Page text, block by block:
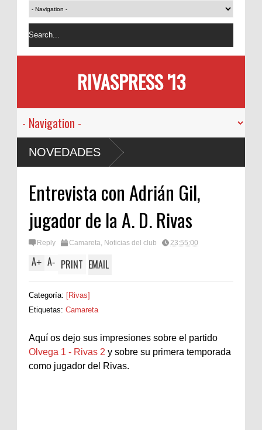
RIVASPRESS '13
NOVEDADES
Entrevista con Adrián Gil,
jugador de la A. D. Rivas
Reply Camareta, Noticias del club 23:55:00
A+ A- PRINT EMAIL
Categoría: [Rivas]
Etiquetas: Camareta
Aquí os dejo sus impresiones sobre el partido
Olvega 1 - Rivas 2 y sobre su primera temporada
como jugador del Rivas.